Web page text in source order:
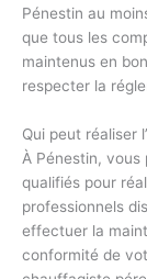
Pénestin au
que tous les
maintenus en
respecter la
Qui peut réaliser
À Pénestin,
qualifiés pour
professionnels
effectuer la
conformité de